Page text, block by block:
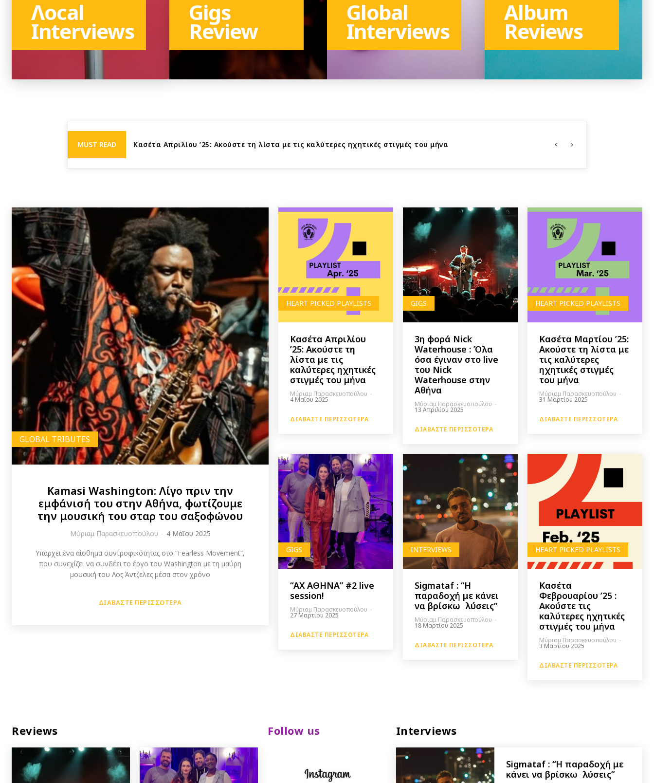
Λocal
Interviews
Gigs
Review
Global
Interviews
Album
Reviews
MUST READ 3η φορά Nick Waterhouse : Όλα όσα έγιναν στο live του Nick Waterhouse στην Αθήνα
GLOBAL TRIBUTES
Kamasi Washington: Λίγο πριν την
εμφάνισή του στην Αθήνα, φωτίζουμε
την μουσική του σταρ του σαξοφώνου
Μύριαμ Παρασκευοπούλου - 4 Μαΐου 2025
Υπάρχει ένα αίσθημα συντροφικότητας στο “Fearless Movement”,
που συνεχίζει να συνδέει το έργο του Washington με τη μαύρη
μουσική του Λος Άντζελες μέσα στον χρόνο
ΔΙΑΒΆΣΤΕ ΠΕΡΙΣΣΌΤΕΡΑ
HEART PICKED PLAYLISTS
Κασέτα Απριλίου
’25: Ακούστε τη
λίστα με τις
καλύτερες ηχητικές
στιγμές του μήνα
Μύριαμ Παρασκευοπούλου -
4 Μαΐου 2025
ΔΙΑΒΆΣΤΕ ΠΕΡΙΣΣΌΤΕΡΑ
GIGS
3η φορά Nick
Waterhouse : Όλα
όσα έγιναν στο live
του Nick
Waterhouse στην
Αθήνα
Μύριαμ Παρασκευοπούλου -
13 Απριλίου 2025
ΔΙΑΒΆΣΤΕ ΠΕΡΙΣΣΌΤΕΡΑ
HEART PICKED PLAYLISTS
Κασέτα Μαρτίου ’25:
Ακούστε τη λίστα με
τις καλύτερες
ηχητικές στιγμές
του μήνα
Μύριαμ Παρασκευοπούλου -
31 Μαρτίου 2025
ΔΙΑΒΆΣΤΕ ΠΕΡΙΣΣΌΤΕΡΑ
GIGS
“ΑΧ ΑΘΗΝΑ” #2 live
session!
Μύριαμ Παρασκευοπούλου -
27 Μαρτίου 2025
ΔΙΑΒΆΣΤΕ ΠΕΡΙΣΣΌΤΕΡΑ
INTERVIEWS
Sigmataf : “Η
παραδοχή με κάνει
να βρίσκω λύσεις”
Μύριαμ Παρασκευοπούλου -
18 Μαρτίου 2025
ΔΙΑΒΆΣΤΕ ΠΕΡΙΣΣΌΤΕΡΑ
HEART PICKED PLAYLISTS
Κασέτα
Φεβρουαρίου ’25 :
Ακούστε τις
καλύτερες ηχητικές
στιγμές του μήνα
Μύριαμ Παρασκευοπούλου -
3 Μαρτίου 2025
ΔΙΑΒΆΣΤΕ ΠΕΡΙΣΣΌΤΕΡΑ
Reviews Follow us Interviews
Sigmataf : “Η παραδοχή με
κάνει να βρίσκω λύσεις”